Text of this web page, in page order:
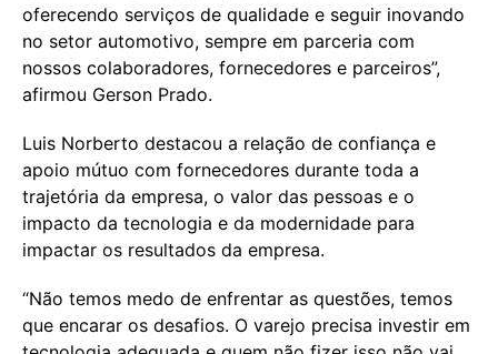
oferecendo serviços de qualidade e seguir inovando
no setor automotivo, sempre em parceria com
nossos colaboradores, fornecedores e parceiros”,
afirmou Gerson Prado.
Luis Norberto destacou a relação de confiança e
apoio mútuo com fornecedores durante toda a
trajetória da empresa, o valor das pessoas e o
impacto da tecnologia e da modernidade para
impactar os resultados da empresa.
“Não temos medo de enfrentar as questões, temos
que encarar os desafios. O varejo precisa investir em